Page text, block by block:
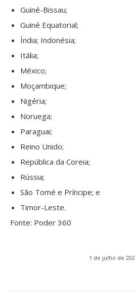
Guiné-Bissau;
Guiné Equatorial;
Índia; Indonésia;
Itália;
México;
Moçambique;
Nigéria;
Noruega;
Paraguai;
Reino Unido;
República da Coreia;
Rússia;
São Tomé e Príncipe; e
Timor-Leste.
Fonte: Poder 360
1 de julho de